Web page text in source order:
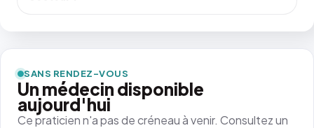
SANS RENDEZ-VOUS
Un médecin disponible
aujourd'hui
Ce praticien n'a pas de créneau à venir. Consultez un